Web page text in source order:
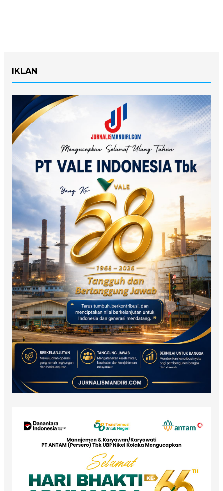
IKLAN